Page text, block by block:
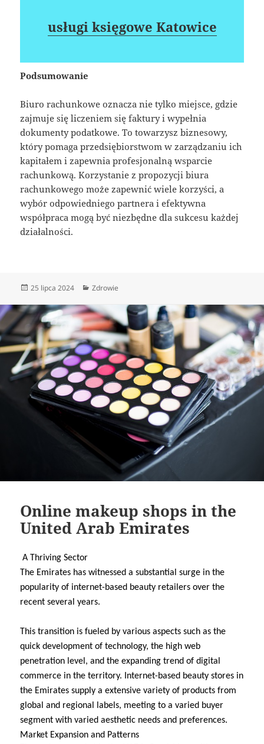
usługi księgowe Katowice
Podsumowanie
Biuro rachunkowe oznacza nie tylko miejsce, gdzie
zajmuje się liczeniem się faktury i wypełnia
dokumenty podatkowe. To towarzysz biznesowy,
który pomaga przedsiębiorstwom w zarządzaniu ich
kapitałem i zapewnia profesjonalną wsparcie
rachunkową. Korzystanie z propozycji biura
rachunkowego może zapewnić wiele korzyści, a
wybór odpowiedniego partnera i efektywna
współpraca mogą być niezbędne dla sukcesu każdej
działalności.
Data
25 lipca 2024 Kategorie
Zdrowie
Online makeup shops in the
United Arab Emirates
A Thriving Sector
The Emirates has witnessed a substantial surge in the
popularity of internet-based beauty retailers over the
recent several years.
This transition is fueled by various aspects such as the
quick development of technology, the high web
penetration level, and the expanding trend of digital
commerce in the territory. Internet-based beauty stores in
the Emirates supply a extensive variety of products from
global and regional labels, meeting to a varied buyer
segment with varied aesthetic needs and preferences.
Market Expansion and Patterns